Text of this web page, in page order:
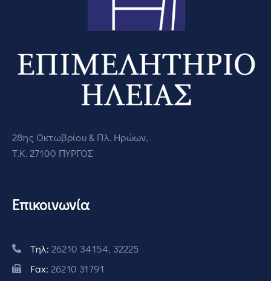
28ης Οκτωβρίου & Πλ. Ηρώων,
Τ.Κ. 27100 ΠΥΡΓΟΣ
Επικοινωνία
Τηλ: 26210 34154, 32225
Fax: 26210 31791